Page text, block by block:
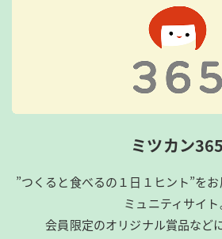
ミツカン365
”つくると食べるの１日１ヒント”を
ミュニティサイト
会員限定のオリジナル賞品など